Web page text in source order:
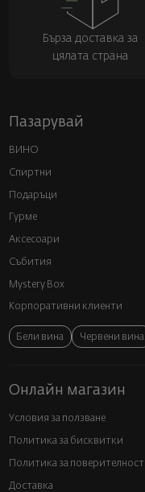
Бърза доставка за
цялата страна
Пазарувай
ВИНО
Спиртни
Подаръци
Гурме
Аксесоари
Събития
Mystery Box
Корпоративни клиенти
Бели вина Червени вина
Онлайн магазин
Условия за ползване
Политика за бисквитки
Политика за поверителност
Доставка